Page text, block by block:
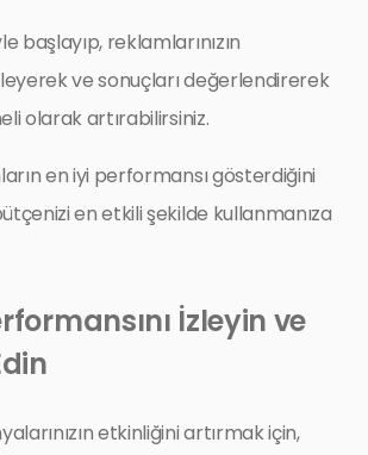
başlayıp, reklamlarınızın
ve sonuçları değerlendirerek
olarak artırabilirsiniz.
en iyi performansı gösterdiğini
en etkili şekilde kullanmanıza
İzleyin ve
etkinliğini artırmak için,